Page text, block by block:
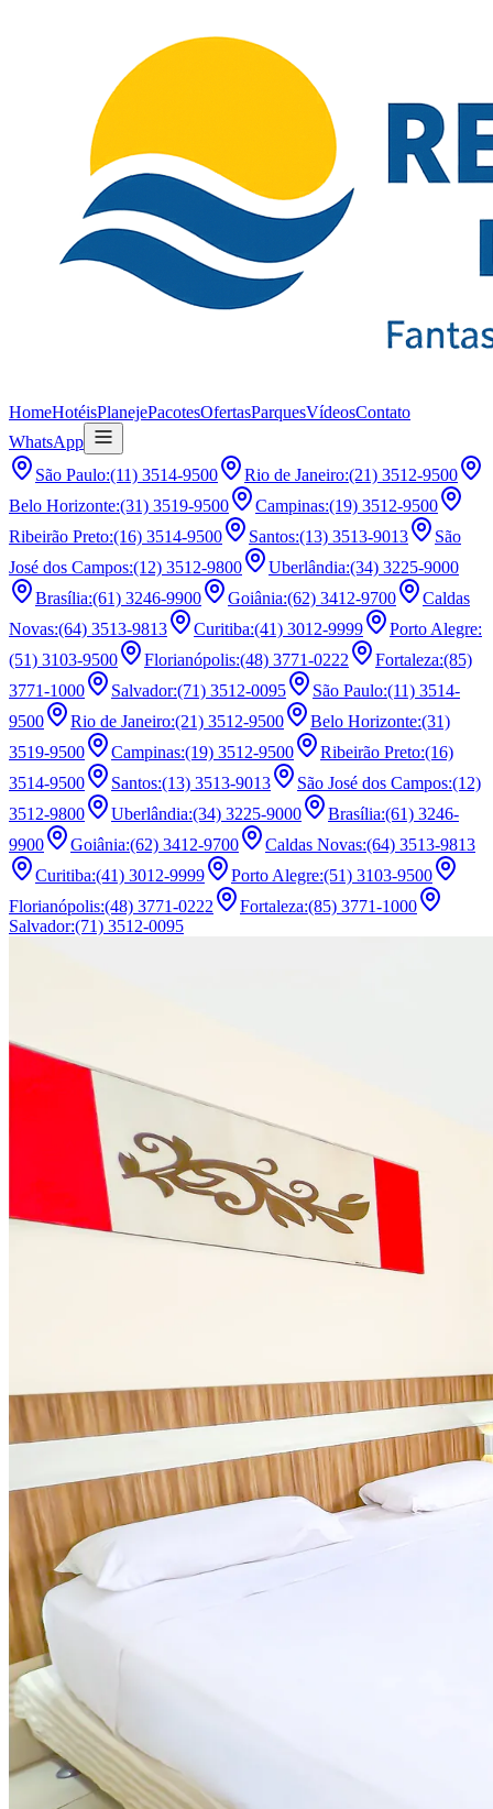
HomeHotéisPlanejePacotesOfertasParquesVídeosContato
WhatsApp
São Paulo:(11) 3514-9500 Rio de Janeiro:(21) 3512-9500
Belo Horizonte:(31) 3519-9500 Campinas:(19) 3512-9500
Ribeirão Preto:(16) 3514-9500 Santos:(13) 3513-9013
São
José dos Campos:(12) 3512-9800 Uberlândia:(34) 3225-9000
Brasília:(61) 3246-9900 Goiânia:(62) 3412-9700
Caldas
Novas:(64) 3513-9813 Curitiba:(41) 3012-9999 Porto Alegre:
(51) 3103-9500
Florianópolis:(48) 3771-0222 Fortaleza:(85)
3771-1000
Salvador:(71) 3512-0095 São Paulo:(11) 3514-
9500
Rio de Janeiro:(21) 3512-9500 Belo Horizonte:(31)
3519-9500
Campinas:(19) 3512-9500 Ribeirão Preto:(16)
3514-9500
Santos:(13) 3513-9013 São José dos Campos:(12)
3512-9800
Uberlândia:(34) 3225-9000 Brasília:(61) 3246-
9900
Goiânia:(62) 3412-9700 Caldas Novas:(64) 3513-9813
Curitiba:(41) 3012-9999 Porto Alegre:(51) 3103-9500
Florianópolis:(48) 3771-0222 Fortaleza:(85) 3771-1000
Salvador:(71) 3512-0095